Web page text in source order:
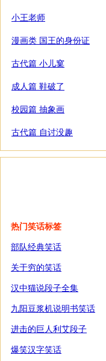
小王老师
漫画类 国王的身份证
古代篇 小儿窠
成人篇 鞋破了
校园篇 抽象画
古代篇 自讨没趣
热门笑话标签
部队经典笑话
关于穷的笑话
汉中猫说段子全集
九阳豆浆机说明书笑话
进击的巨人利艾段子
爆笑汉字笑话